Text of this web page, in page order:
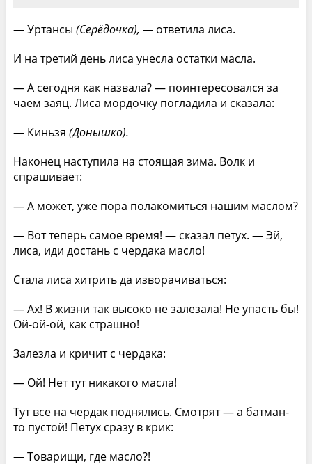
— Уртансы (Серёдочка), —ответила лиса.
И на третий день лиса унесла остатки масла.
— А сегодня как назвала? — поинтересовался за
чаем заяц. Лиса мордочку погладила и сказала:
— Киньзя (Донышко).
Наконец наступила на стоящая зима. Волк и
спрашивает:
— А может, уже пора полакомиться нашим маслом?
— Вот теперь самое время! — сказал петух. — Эй,
лиса, иди достань с чердака масло!
Стала лиса хитрить да изворачиваться:
— Ах! В жизни так высоко не залезала! Не упасть бы!
Ой-ой-ой, как страшно!
Залезла и кричит с чердака:
— Ой! Нет тут никакого масла!
Тут все на чердак поднялись. Смотрят — а батман-
то пустой! Петух сразу в крик:
— Товарищи, где масло?!